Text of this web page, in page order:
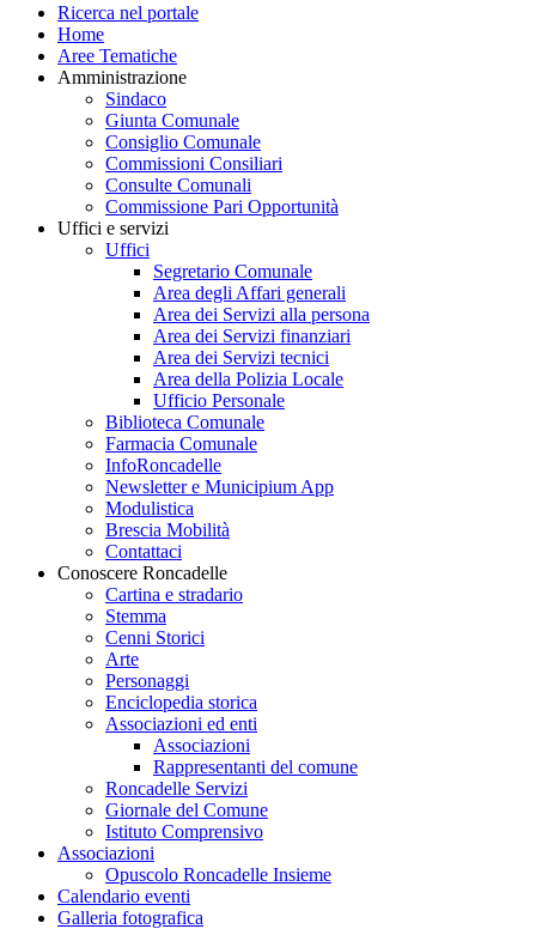
Ricerca nel portale
Home
Aree Tematiche
Amministrazione
Sindaco
Giunta Comunale
Consiglio Comunale
Commissioni Consiliari
Consulte Comunali
Commissione Pari Opportunità
Uffici e servizi
Uffici
Segretario Comunale
Area degli Affari generali
Area dei Servizi alla persona
Area dei Servizi finanziari
Area dei Servizi tecnici
Area della Polizia Locale
Ufficio Personale
Biblioteca Comunale
Farmacia Comunale
InfoRoncadelle
Newsletter e Municipium App
Modulistica
Brescia Mobilità
Contattaci
Conoscere Roncadelle
Cartina e stradario
Stemma
Cenni Storici
Arte
Personaggi
Enciclopedia storica
Associazioni ed enti
Associazioni
Rappresentanti del comune
Roncadelle Servizi
Giornale del Comune
Istituto Comprensivo
Associazioni
Opuscolo Roncadelle Insieme
Calendario eventi
Galleria fotografica